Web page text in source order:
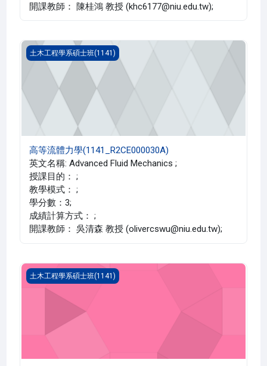
開課教師： 陳桂鴻 教授 (khc6177@niu.edu.tw);
高等流體力學(1141_R2CE000030A)
土木工程學系碩士班(1141)
高等流體力學(1141_R2CE000030A)
英文名稱: Advanced Fluid Mechanics ;
授課目的： ;
教學模式： ;
學分數：3;
成績計算方式： ;
開課教師： 吳清森 教授 (olivercswu@niu.edu.tw);
高等空間資訊理論及實務(1141_R2CE010039A)
土木工程學系碩士班(1141)